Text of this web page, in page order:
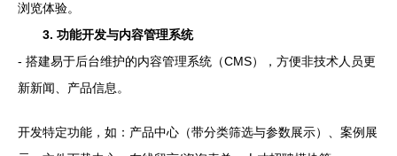
浏览体验。
3. 功能开发与内容管理系统
- 搭建易于后台维护的内容管理系统（CMS），方便非技术人员更
新新闻、产品信息。
开发特定功能，如：产品中心（带分类筛选与参数展示）、案例展